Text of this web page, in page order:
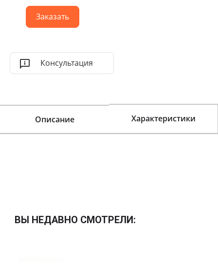
Заказать
Консультация
Описание Характеристики
ВЫ НЕДАВНО СМОТРЕЛИ: